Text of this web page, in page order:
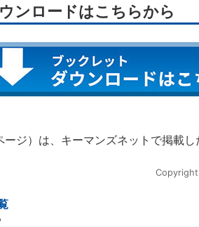
ンロードはこちらから
ジ）は、キーマンズネットで掲載し